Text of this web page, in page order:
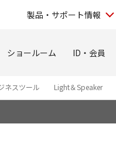
製品・サポート情報
ショールーム ID・会員
ネスツール Light＆Speaker